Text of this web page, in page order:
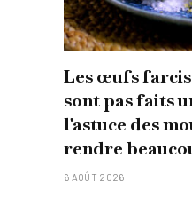
Les œufs farcis
sont pas faits
l'astuce des
rendre
6 AOÛT 2026